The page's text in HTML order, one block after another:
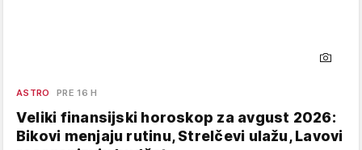
ASTRO PRE 16 H
Veliki finansijski horoskop za avgust 2026:
Bikovi menjaju rutinu, Strelčevi ulažu, Lavovi